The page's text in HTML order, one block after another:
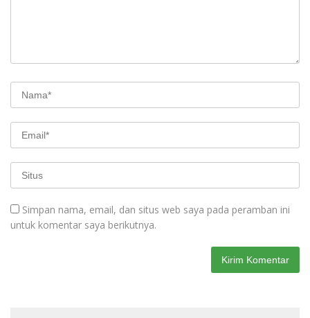
Simpan nama, email, dan situs web saya pada peramban ini
untuk komentar saya berikutnya.